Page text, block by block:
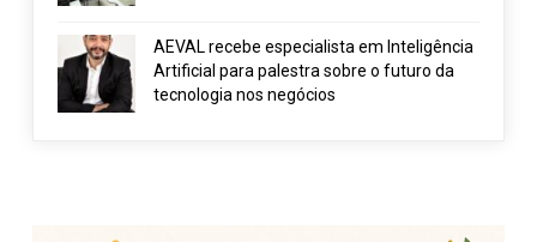
AEVAL recebe especialista em Inteligência
Artificial para palestra sobre o futuro da
tecnologia nos negócios